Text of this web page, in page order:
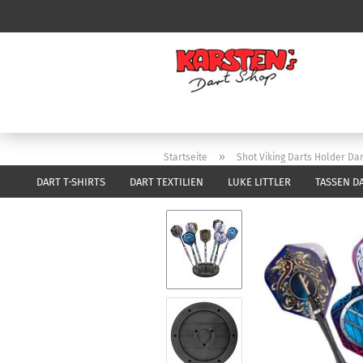
DART T-SHIRTS DART TEXTILIEN LUKE LITTLER TASSEN
Startseite » Shot Viking Darts Holder